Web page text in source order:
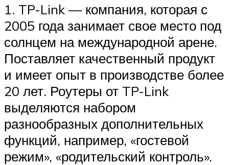
1. TP-Link — компания, которая с
2005 года занимает свое место под
солнцем на международной арене.
Поставляет качественный продукт
и имеет опыт в производстве более
20 лет. Роутеры от TP-Link
выделяются набором
разнообразных дополнительных
функций, например, «гостевой
режим», «родительский контроль».